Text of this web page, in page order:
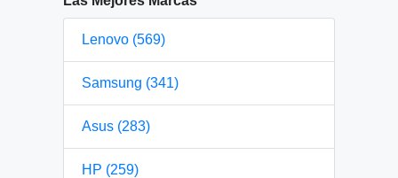
Lenovo (569)
Samsung (341)
Asus (283)
HP (259)